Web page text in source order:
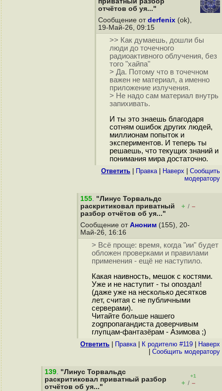
отчётов об уя..."
Сообщение от derfenix (ok),
19-Май-26, 09:15
>> Как думаешь, дошли бы
люди до точечного
радиоактивного облучения, без
того "хайпа"
> Да. Потому что в точечном
важен не материал, а именно
приложение излучения.
> Не надо сам материал внутрь
запихивать.
И ты это знаешь благодаря
сотням ошибок других людей,
миллионам попыток и
экспериментов. И теперь ты
решаешь, что текущих знаний и
понимания мира достаточно.
Ответить Правка| Наверх
Cообщить
модератору
155. "Линус Торвальдс
раскритиковал приватный
разбор отчётов об уя..."
+ / –
Сообщение от Аноним (155), 20-
Май-26, 16:16
> Всё проще: время, когда "ии" будет
обложен проверками и правилами
применения - ещё не наступило.
Какая наивность, мешок с костями.
Уже и не наступит - ты опоздал!
(даже уже на несколько десятков
лет, считая с не публичными
серверами).
Читайте больше нашего
zogпропагандиста доверчивым
глупцам-фантазёрам - Азимова ;)
Ответить Правка| К родителю #119
Наверх
Cообщить модератору
139. "Линус Торвальдс
раскритиковал приватный разбор
отчётов об уя..."
+1
+ / –